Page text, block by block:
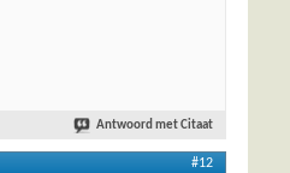
Antwoord met Citaat
#12